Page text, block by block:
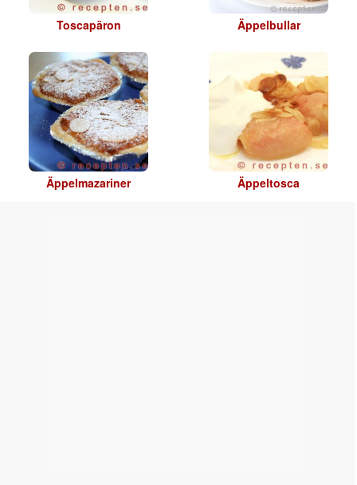
Toscapäron Äppelbullar
Äppelmazariner Äppeltosca